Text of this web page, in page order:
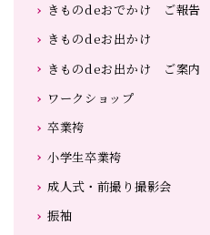
きものdeおでかけ ご報告
きものdeお出かけ
きものdeお出かけ ご案内
ワークショップ
卒業袴
小学生卒業袴
成人式・前撮り撮影会
振袖